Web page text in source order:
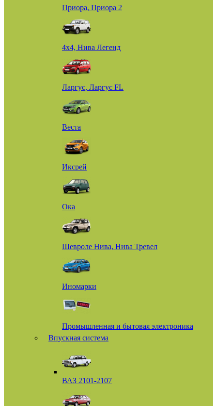
Приора, Приора 2
4х4, Нива Легенд
Ларгус, Ларгус FL
Веста
Иксрей
Ока
Шевроле Нива, Нива Тревел
Иномарки
Промышленная и бытовая электроника
Впускная система
ВАЗ 2101-2107